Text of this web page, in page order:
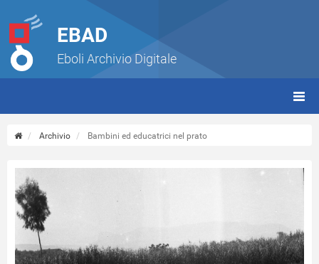
EBAD
Eboli Archivio Digitale
Archivio Bambini ed educatrici nel prato